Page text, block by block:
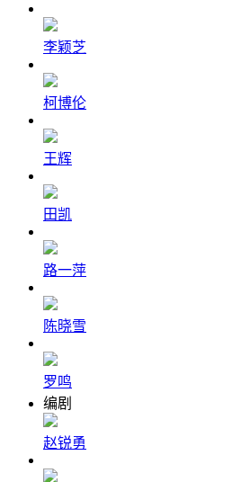
李颖芝
柯博伦
王辉
田凯
路一萍
陈晓雪
罗鸣
编剧
赵锐勇